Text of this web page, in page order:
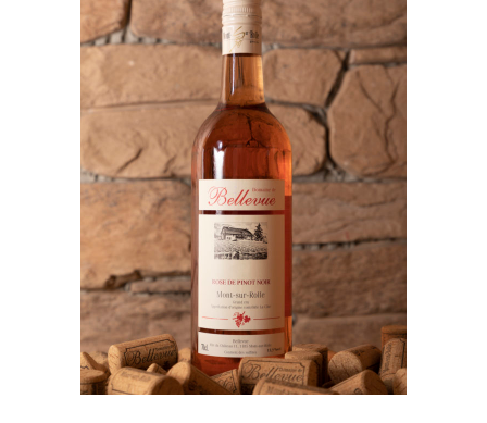
AGGIUNGI AL CARRELLO